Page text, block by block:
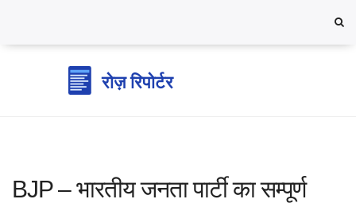
BJP – भारतीय जनता पार्टी का सम्पूर्ण